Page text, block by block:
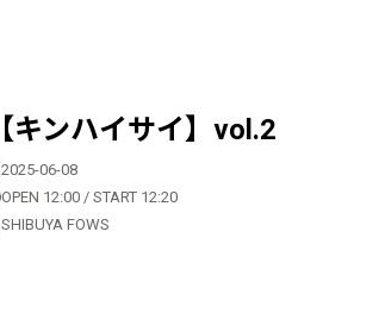
【キンハイサイ】vol.2
2025-06-08
OPEN 12:00 / START 12:20
SHIBUYA FOWS